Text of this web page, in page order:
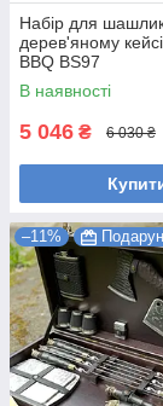
Набір для
дерев'яному
BBQ BS97
В наявності
5 046 ₴ 6 030 ₴
–11%